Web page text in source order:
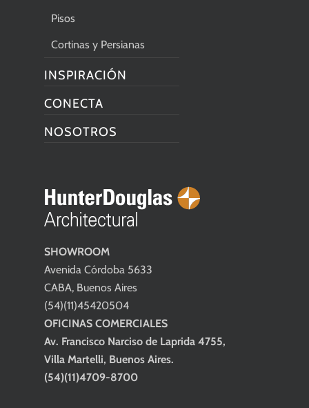
SHOWROOM
Avenida Córdoba 5633
CABA, Buenos Aires
(54)(11)45420504
OFICINAS COMERCIALES
Av. Francisco Narciso de Laprida 4755,
Villa Martelli, Buenos Aires.
(54)(11)4709-8700
Pisos
Cortinas y Persianas
INSPIRACIÓN
CONECTA
NOSOTROS